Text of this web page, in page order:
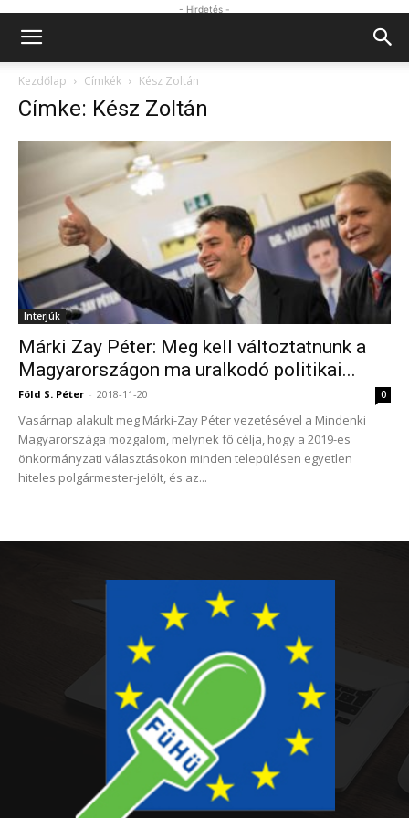
- Hirdetés -
Kezdőlap Címkék Kész Zoltán
Címke: Kész Zoltán
Interjúk
Márki Zay Péter: Meg kell változtatnunk a
Magyarországon ma uralkodó politikai...
Föld S. Péter - 2018-11-20 0
Vasárnap alakult meg Márki-Zay Péter vezetésével a Mindenki
Magyarországa mozgalom, melynek fő célja, hogy a 2019-es
önkormányzati választásokon minden településen egyetlen
hiteles polgármester-jelölt, és az...